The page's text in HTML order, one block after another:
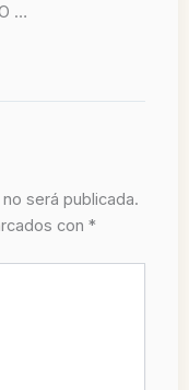
…
será publicada.
con *